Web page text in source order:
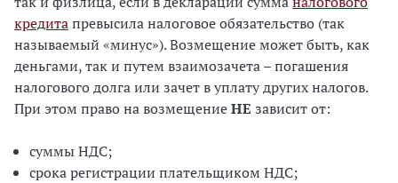
кредитапревысила налоговое обязательство (так
называемый «минус»). Возмещение может быть, как
деньгами, так и путем взаимозачета – погашения
налогового долга или зачет в уплату других налогов.
При этом право на возмещениеНЕ зависит от:
суммы НДС;
срока регистрации плательщиком НДС;